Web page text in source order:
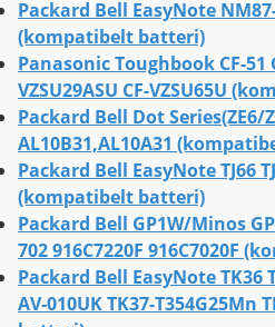
Packard Bell EasyNote
(kompatibelt batteri)
Panasonic Toughbook CF-51
VZSU29ASU CF-VZSU65U
Packard Bell Dot Series(ZE6/
AL10B31,AL10A31
Packard Bell EasyNote TJ66
(kompatibelt batteri)
Packard Bell GP1W/Minos
702 916C7220F 916C7020F
Packard Bell EasyNote TK36
AV-010UK TK37-T354G25Mn